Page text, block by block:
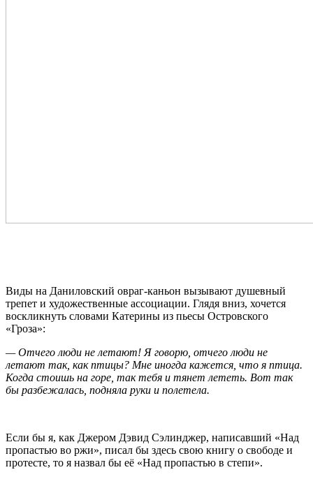
Виды на Даниловский овраг-каньон вызывают душевный
трепет и художественные ассоциации. Глядя вниз, хочется
воскликнуть словами Катерины из пьесы Островского
«Гроза»:
— Отчего люди не летают! Я говорю, отчего люди не
летают так, как птицы? Мне иногда кажется, что я птица.
Когда стоишь на горе, так тебя и тянет лететь. Вот так
бы разбежалась, подняла руки и полетела.
Если бы я, как Джером Дэвид Сэлинджер, написавший «Над
пропастью во ржи», писал бы здесь свою книгу о свободе и
протесте, то я назвал бы её «Над пропастью в степи».